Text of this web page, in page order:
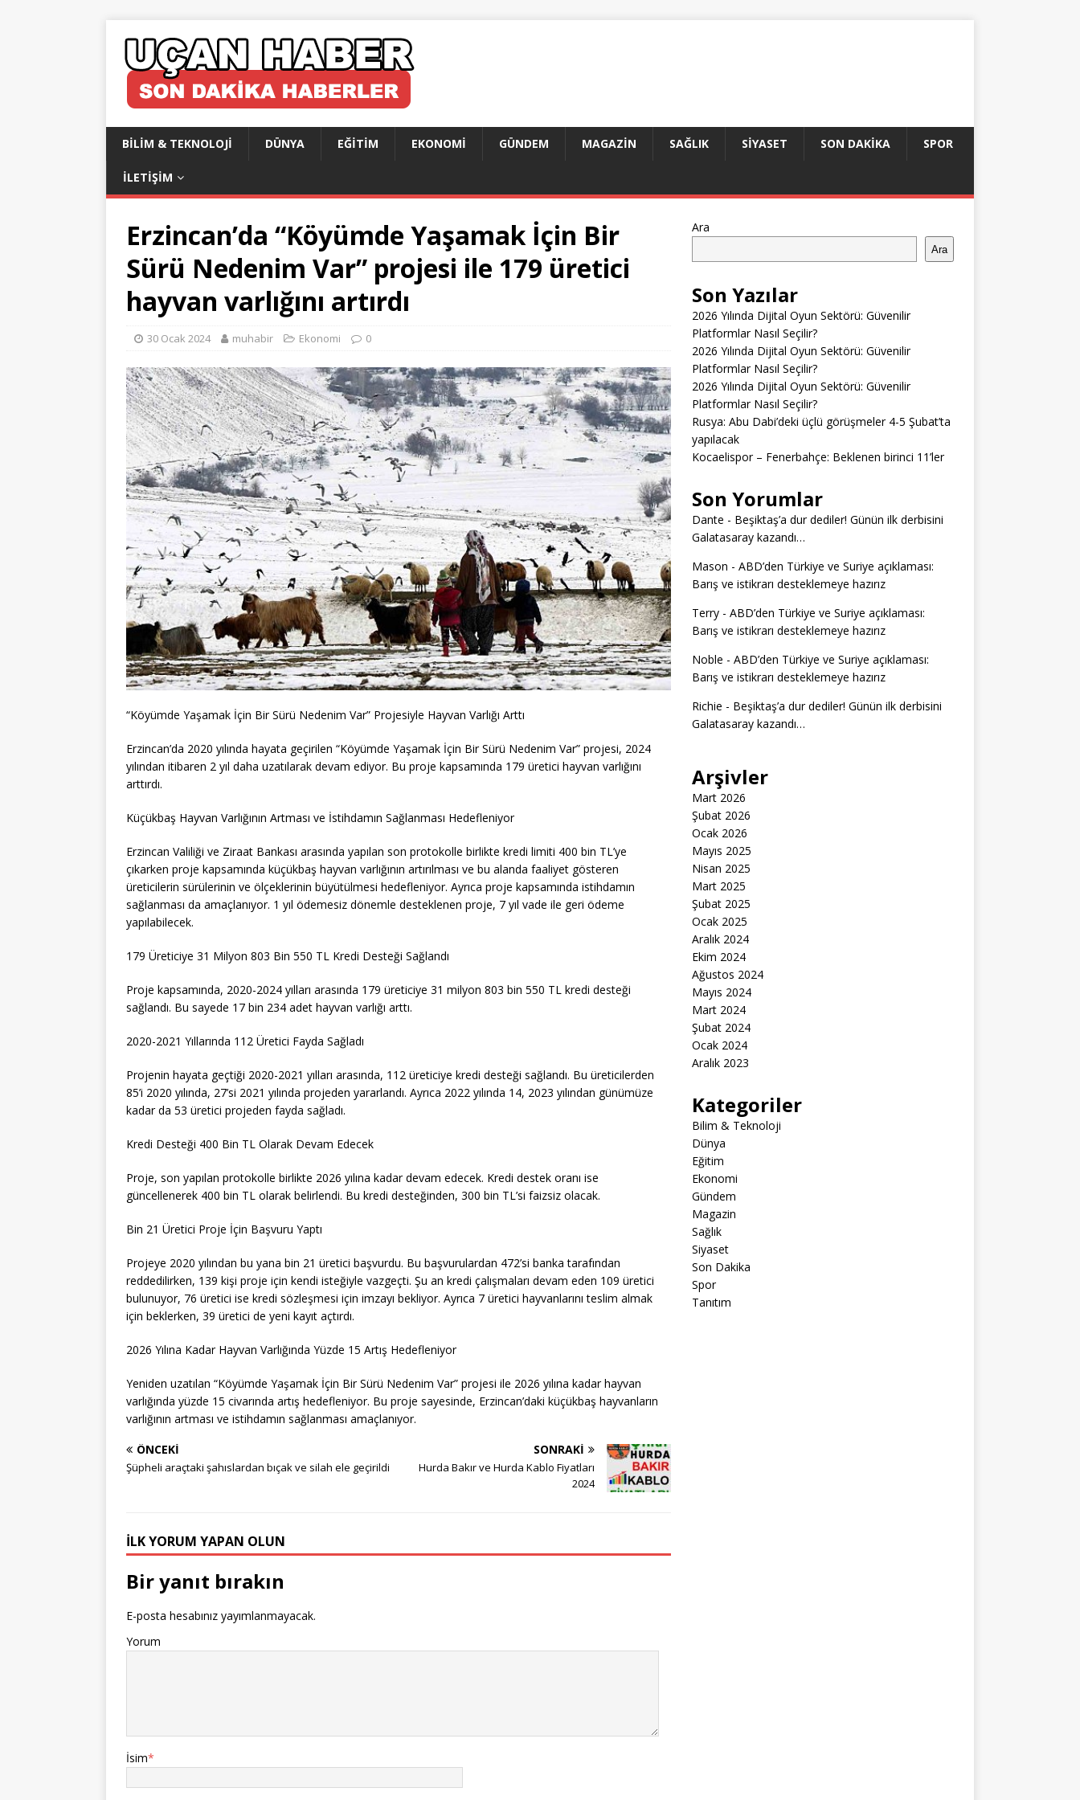
BILIM & TEKNOLOJI DÜNYA EĞITIM EKONOMI GÜNDEM MAGAZIN SAĞLIK SIYASET SON DAKIKA SPOR
İLETIŞIM
Erzincan’da “Köyümde Yaşamak İçin Bir
Sürü Nedenim Var” projesi ile 179 üretici
hayvan varlığını artırdı
30 Ocak 2024 muhabir Ekonomi 0
“Köyümde Yaşamak İçin Bir Sürü Nedenim Var” Projesiyle Hayvan Varlığı Arttı
Erzincan’da 2020 yılında hayata geçirilen “Köyümde Yaşamak İçin Bir Sürü Nedenim Var” projesi, 2024
yılından itibaren 2 yıl daha uzatılarak devam ediyor. Bu proje kapsamında 179 üretici hayvan varlığını
arttırdı.
Küçükbaş Hayvan Varlığının Artması ve İstihdamın Sağlanması Hedefleniyor
Erzincan Valiliği ve Ziraat Bankası arasında yapılan son protokolle birlikte kredi limiti 400 bin TL’ye
çıkarken proje kapsamında küçükbaş hayvan varlığının artırılması ve bu alanda faaliyet gösteren
üreticilerin sürülerinin ve ölçeklerinin büyütülmesi hedefleniyor. Ayrıca proje kapsamında istihdamın
sağlanması da amaçlanıyor. 1 yıl ödemesiz dönemle desteklenen proje, 7 yıl vade ile geri ödeme
yapılabilecek.
179 Üreticiye 31 Milyon 803 Bin 550 TL Kredi Desteği Sağlandı
Proje kapsamında, 2020-2024 yılları arasında 179 üreticiye 31 milyon 803 bin 550 TL kredi desteği
sağlandı. Bu sayede 17 bin 234 adet hayvan varlığı arttı.
2020-2021 Yıllarında 112 Üretici Fayda Sağladı
Projenin hayata geçtiği 2020-2021 yılları arasında, 112 üreticiye kredi desteği sağlandı. Bu üreticilerden
85’i 2020 yılında, 27’si 2021 yılında projeden yararlandı. Ayrıca 2022 yılında 14, 2023 yılından günümüze
kadar da 53 üretici projeden fayda sağladı.
Kredi Desteği 400 Bin TL Olarak Devam Edecek
Proje, son yapılan protokolle birlikte 2026 yılına kadar devam edecek. Kredi destek oranı ise
güncellenerek 400 bin TL olarak belirlendi. Bu kredi desteğinden, 300 bin TL’si faizsiz olacak.
Bin 21 Üretici Proje İçin Başvuru Yaptı
Projeye 2020 yılından bu yana bin 21 üretici başvurdu. Bu başvurulardan 472’si banka tarafından
reddedilirken, 139 kişi proje için kendi isteğiyle vazgeçti. Şu an kredi çalışmaları devam eden 109 üretici
bulunuyor, 76 üretici ise kredi sözleşmesi için imzayı bekliyor. Ayrıca 7 üretici hayvanlarını teslim almak
için beklerken, 39 üretici de yeni kayıt açtırdı.
2026 Yılına Kadar Hayvan Varlığında Yüzde 15 Artış Hedefleniyor
Yeniden uzatılan “Köyümde Yaşamak İçin Bir Sürü Nedenim Var” projesi ile 2026 yılına kadar hayvan
varlığında yüzde 15 civarında artış hedefleniyor. Bu proje sayesinde, Erzincan’daki küçükbaş hayvanların
varlığının artması ve istihdamın sağlanması amaçlanıyor.
ÖNCEKI
Şüpheli araçtaki şahıslardan bıçak ve silah ele geçirildi
SONRAKI
Hurda Bakır ve Hurda Kablo Fiyatları
2024
İLK YORUM YAPAN OLUN
Bir yanıt bırakın
E-posta hesabınız yayımlanmayacak.
Yorum
İsim*
Ara
Ara
Son Yazılar
2026 Yılında Dijital Oyun Sektörü: Güvenilir
Platformlar Nasıl Seçilir?
2026 Yılında Dijital Oyun Sektörü: Güvenilir
Platformlar Nasıl Seçilir?
2026 Yılında Dijital Oyun Sektörü: Güvenilir
Platformlar Nasıl Seçilir?
Rusya: Abu Dabi’deki üçlü görüşmeler 4-5 Şubat’ta
yapılacak
Kocaelispor – Fenerbahçe: Beklenen birinci 11’ler
Son Yorumlar
Dante - Beşiktaş’a dur dediler! Günün ilk derbisini
Galatasaray kazandı…
Mason - ABD’den Türkiye ve Suriye açıklaması:
Barış ve istikrarı desteklemeye hazırız
Terry- ABD’den Türkiye ve Suriye açıklaması:
Barış ve istikrarı desteklemeye hazırız
Noble - ABD’den Türkiye ve Suriye açıklaması:
Barış ve istikrarı desteklemeye hazırız
Richie - Beşiktaş’a dur dediler! Günün ilk derbisini
Galatasaray kazandı…
Arşivler
Mart 2026
Şubat 2026
Ocak 2026
Mayıs 2025
Nisan 2025
Mart 2025
Şubat 2025
Ocak 2025
Aralık 2024
Ekim 2024
Ağustos 2024
Mayıs 2024
Mart 2024
Şubat 2024
Ocak 2024
Aralık 2023
Kategoriler
Bilim & Teknoloji
Dünya
Eğitim
Ekonomi
Gündem
Magazin
Sağlık
Siyaset
Son Dakika
Spor
Tanıtım